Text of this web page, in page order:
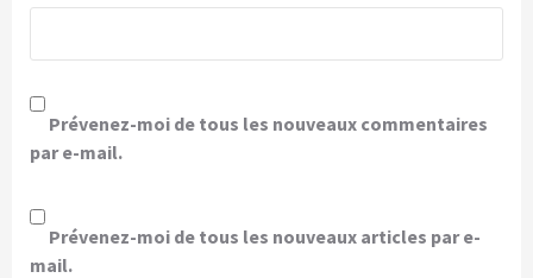
Prévenez-moi de tous les nouveaux commentaires
par e-mail.
Prévenez-moi de tous les nouveaux articles par e-
mail.